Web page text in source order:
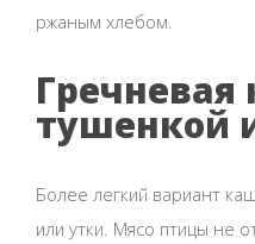
ржаным хлебом.
Гречневая
тушенкой
Более легкий вариант
или утки. Мясо птицы не